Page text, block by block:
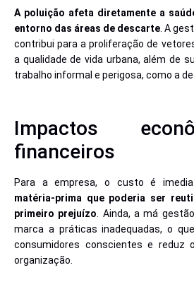
A poluição afeta diretamente a
entorno das áreas de descarte . A
contribui para a proliferação de
a qualidade de vida urbana, além de
trabalho informal e perigosa, como a
Impactos
financeiros
Para a empresa, o custo é
matéria-prima que poderia ser
primeiro prejuízo . Ainda, a má
marca a práticas inadequadas, o
consumidores conscientes e reduz
organização.